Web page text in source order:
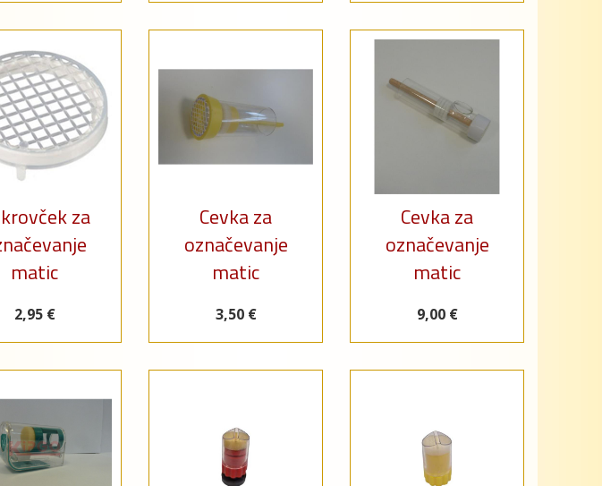
za
matic
2,95 €
Cevka za
označevanje
matic
3,50 €
Cevka za
označevanje
matic
9,00 €